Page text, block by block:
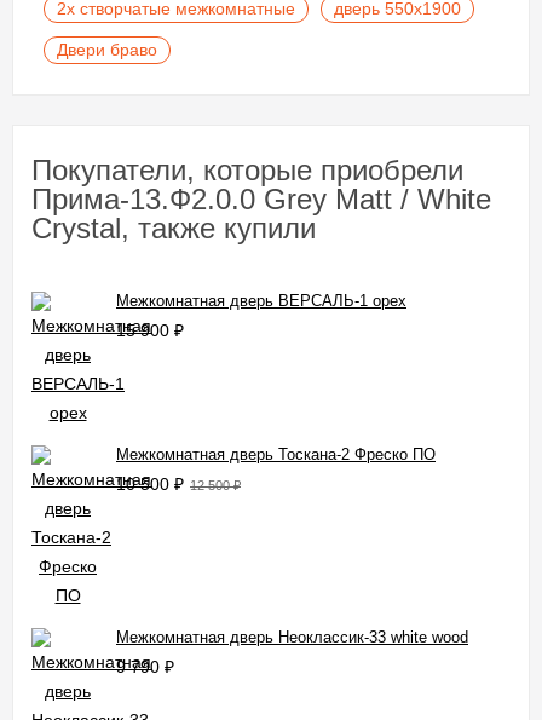
2х створчатые межкомнатные дверь 550х1900
Двери браво
Покупатели, которые приобрели
Прима-13.Ф2.0.0 Grey Matt / White
Сrystal, также купили
Межкомнатная дверь ВЕРСАЛЬ-1 орех
15 900 ₽
Межкомнатная дверь Тоскана-2 Фреско ПО
10 500 ₽ 12 500₽
Межкомнатная дверь Неоклассик-33 white wood
9 790 ₽